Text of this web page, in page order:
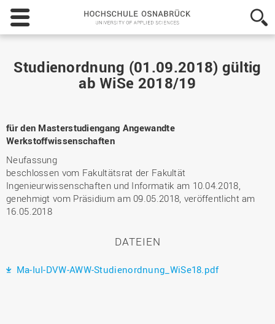
Hochschule
Osnabrück
-
of
Applied
Studienordnung (01.09.2018) gültig
ab WiSe 2018/19
für den Masterstudiengang Angewandte
Werkstoffwissenschaften
Neufassung
beschlossen vom Fakultätsrat der Fakultät
Ingenieurwissenschaften und Informatik am 10.04.2018,
genehmigt vom Präsidium am 09.05.2018, veröffentlicht am
16.05.2018
DATEIEN
Ma-IuI-DVW-AWW-Studienordnung_WiSe18.pdf